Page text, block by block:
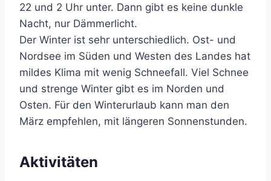
22 und 2 Uhr unter. Dann gibt es keine dunkle
Nacht, nur Dämmerlicht.
Der Winter ist sehr unterschiedlich. Ost- und
Nordsee im Süden und Westen des Landes hat
mildes Klima mit wenig Schneefall. Viel Schnee
und strenge Winter gibt es im Norden und
Osten. Für den Winterurlaub kann man den
März empfehlen, mit längeren Sonnenstunden.
Aktivitäten